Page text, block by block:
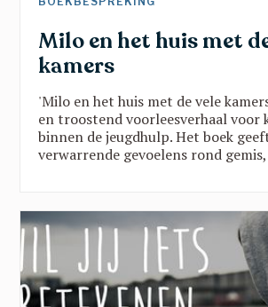
Milo en het huis met
kamers
'Milo en het huis met de vele
en troostend voorleesverhaal voor
binnen de jeugdhulp. Het boek
verwarrende gevoelens rond
Een verhaal dat kinderen helpt
veiligheid en vertrouwen en dat
nooit alleen voor staan.